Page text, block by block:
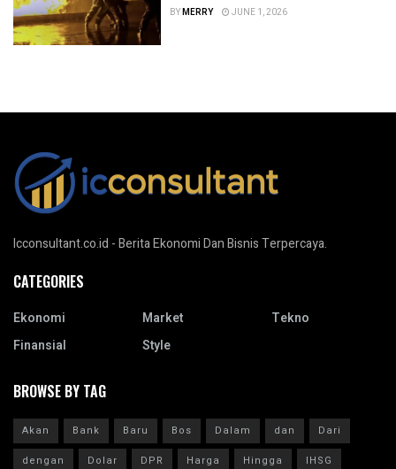
BYMERRY JUNE 1, 2026
Icconsultant.co.id - Berita Ekonomi Dan Bisnis Terpercaya.
CATEGORIES
Ekonomi
Finansial
Market
Style
Tekno
BROWSE BY TAG
Akan Bank Baru Bos Dalam dan
Dari
dengan
Dolar DPR Harga Hingga IHSG